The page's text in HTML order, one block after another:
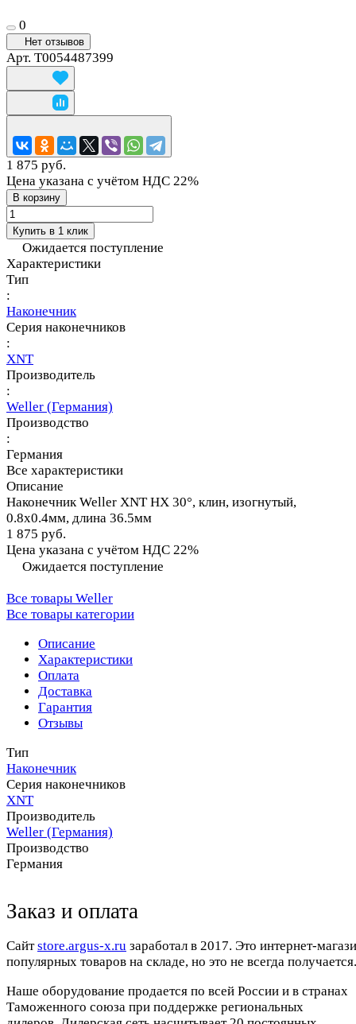
0
Нет отзывов
Арт. T0054487399
1 875 руб.
Цена указана с учётом НДС 22%
В корзину
Купить в 1 клик
Ожидается поступление
Характеристики
Тип
:
Наконечник
Серия наконечников
:
XNT
Производитель
:
Weller (Германия)
Производство
:
Германия
Все характеристики
Описание
Наконечник Weller XNT HX 30°, клин, изогнутый,
0.8х0.4мм, длина 36.5мм
1 875 руб.
Цена указана с учётом НДС 22%
Ожидается поступление
Все товары Weller
Все товары категории
Описание
Характеристики
Оплата
Доставка
Гарантия
Отзывы
Тип
Наконечник
Серия наконечников
XNT
Производитель
Weller (Германия)
Производство
Германия
Заказ и оплата
Cайтstore.argus-x.ru заработал в 2017. Это интернет-
популярных товаров на складе, но это не всегда
Наше оборудование продается по всей России и в странах
Таможенного союза при поддержке региональных